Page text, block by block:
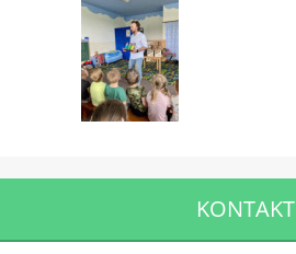
KONTAKT